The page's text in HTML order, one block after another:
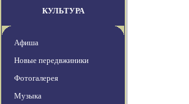
КУЛЬТУРА
Афиша
Новые передвжиники
Фотогалерея
Музыка